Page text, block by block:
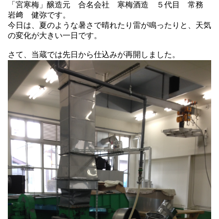
「宮寒梅」醸造元 合名会社 寒梅酒造 ５代目 常務
岩﨑 健弥です。
今日は、夏のような暑さで晴れたり雷が鳴ったりと、天気
の変化が大きい一日です。
さて、当蔵では先日から仕込みが再開しました。